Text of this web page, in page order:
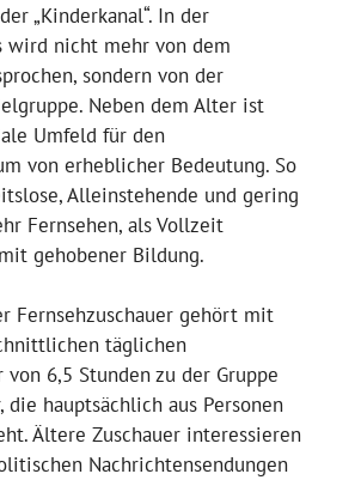
„Kinderkanal“. In der
wird nicht mehr von dem
sondern von der
Neben dem Alter ist
Umfeld für den
von erheblicher Bedeutung. So
Alleinstehende und gering
Fernsehen, als Vollzeit
gehobener Bildung.
Fernsehzuschauer gehört mit
täglichen
von 6,5 Stunden zu der Gruppe
die hauptsächlich aus Personen
Ältere Zuschauer interessieren
Nachrichtensendungen